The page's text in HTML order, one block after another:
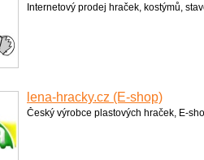
Internetový prodej hraček, kostýmů,
lena-hracky.cz (E-shop)
Český výrobce plastových hraček, E-